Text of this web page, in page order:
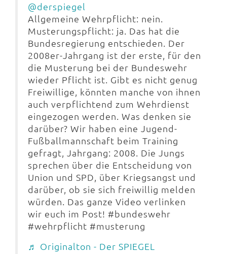
@derspiegel
Allgemeine Wehrpflicht: nein.
Musterungspflicht: ja. Das hat die
Bundesregierung entschieden. Der
2008er-Jahrgang ist der erste, für den
die Musterung bei der Bundeswehr
wieder Pflicht ist. Gibt es nicht genug
Freiwillige, könnten manche von ihnen
auch verpflichtend zum Wehrdienst
eingezogen werden. Was denken sie
darüber? Wir haben eine Jugend-
Fußballmannschaft beim Training
gefragt, Jahrgang: 2008. Die Jungs
sprechen über die Entscheidung von
Union und SPD, über Kriegsangst und
darüber, ob sie sich freiwillig melden
würden. Das ganze Video verlinken
wir euch im Post! #bundeswehr
#wehrpflicht #musterung
♬ Originalton - Der SPIEGEL